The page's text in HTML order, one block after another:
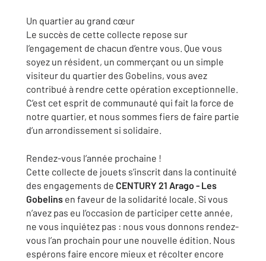
Un quartier au grand cœur
Le succès de cette collecte repose sur
l’engagement de chacun d’entre vous. Que vous
soyez un résident, un commerçant ou un simple
visiteur du quartier des Gobelins, vous avez
contribué à rendre cette opération exceptionnelle.
C’est cet esprit de communauté qui fait la force de
notre quartier, et nous sommes fiers de faire partie
d’un arrondissement si solidaire.
Rendez-vous l’année prochaine !
Cette collecte de jouets s’inscrit dans la continuité
des engagements de CENTURY 21 Arago - Les
Gobelins en faveur de la solidarité locale. Si vous
n’avez pas eu l’occasion de participer cette année,
ne vous inquiétez pas : nous vous donnons rendez-
vous l’an prochain pour une nouvelle édition. Nous
espérons faire encore mieux et récolter encore